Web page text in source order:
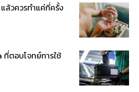
ล้วควรทำแค่กี่ครั้ง
ที่ตอบโจทย์การใช้